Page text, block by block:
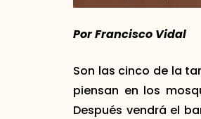
Por Francisco Vidal
Son las cinco de la
piensan en los
Después vendrá el